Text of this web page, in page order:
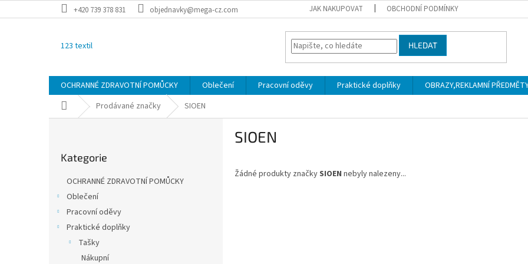
na
+420 739 378 831 objednavky@mega-cz.com JAK NAKUPOVAT OBCHODNÍ PODMÍNKY
123 textil HLEDAT
OCHRANNÉ ZDRAVOTNÍ POMŮCKY Oblečení Pracovní oděvy Praktické doplňky OBRAZY,REKLAMNÍ
Domů Prodávané značky SIOEN
kategorie
Kategorie
OCHRANNÉ ZDRAVOTNÍ POMŮCKY
Oblečení
Pracovní oděvy
Praktické doplňky
Tašky
Nákupní
SIOEN
Žádné produkty značkySIOEN nebyly nalezeny...